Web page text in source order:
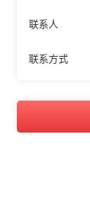
联系人
联系方式